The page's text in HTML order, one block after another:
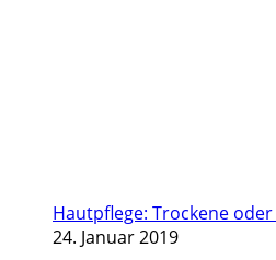
Hautpflege: Trockene
24. Januar 2019